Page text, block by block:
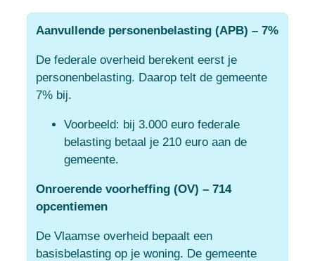
Aanvullende personenbelasting (APB) – 7%
De federale overheid berekent eerst je
personenbelasting. Daarop telt de gemeente
7% bij.
Voorbeeld: bij 3.000 euro federale
belasting betaal je 210 euro aan de
gemeente.
Onroerende voorheffing (OV) – 714
opcentiemen
De Vlaamse overheid bepaalt een
basisbelasting op je woning. De gemeente